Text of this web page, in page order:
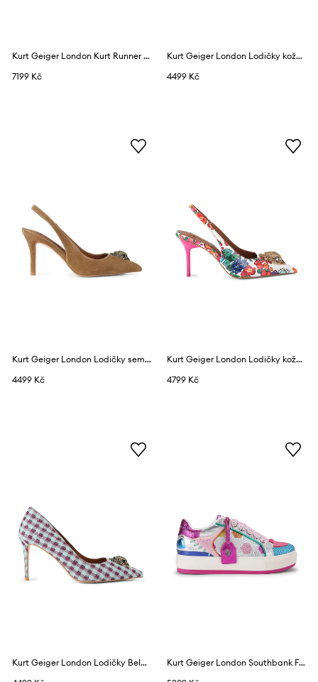
Kurt Geiger London Kurt Runner sneakers boty dámské
7199 Kč
Kurt Geiger London Lodičky kožené Belgravia Sling 85 Pink Comb Leather
4499 Kč
Kurt Geiger London Lodičky semišové Belgravia Sling 85 Tan Suede
4499 Kč
Kurt Geiger London Lodičky kožené Large Eagle Sling
4799 Kč
Kurt Geiger London Lodičky Belgravia Eagle Court
Kurt Geiger London Southbank Footy Mult sneakers boty dámské kožené